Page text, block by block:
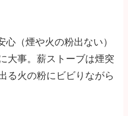
（煙や火の粉出ない）
大事。薪ストーブは煙突
る火の粉にビビりながら